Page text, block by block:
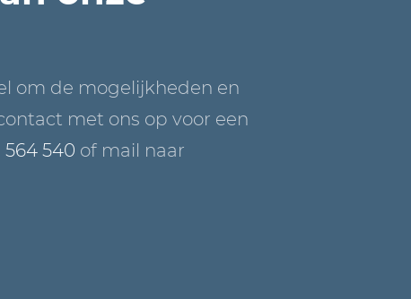
om de mogelijkheden en
met ons op voor een
564 540 of mail naar